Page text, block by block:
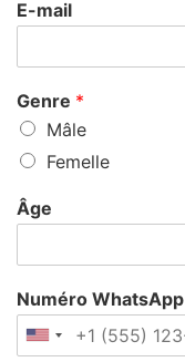
E-mail
Genre *
Mâle
Femelle
Âge
Numéro WhatsApp